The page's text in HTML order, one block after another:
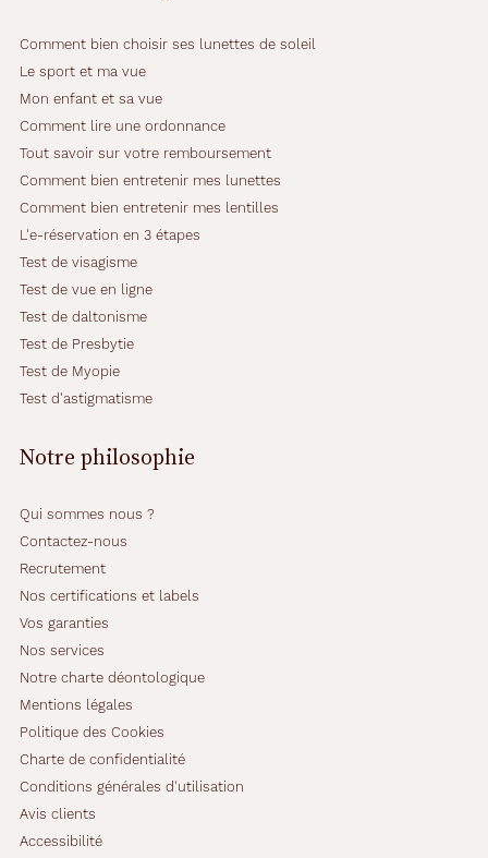
Comment bien choisir ses lunettes de soleil
Le sport et ma vue
Mon enfant et sa vue
Comment lire une ordonnance
Tout savoir sur votre remboursement
Comment bien entretenir mes lunettes
Comment bien entretenir mes lentilles
L'e-réservation en 3 étapes
Test de visagisme
Test de vue en ligne
Test de daltonisme
Test de Presbytie
Test de Myopie
Test d'astigmatisme
Notre philosophie
Qui sommes nous ?
Contactez-nous
Recrutement
Nos certifications et labels
Vos garanties
Nos services
Notre charte déontologique
Mentions légales
Politique des Cookies
Charte de confidentialité
Conditions générales d'utilisation
Avis clients
Accessibilité